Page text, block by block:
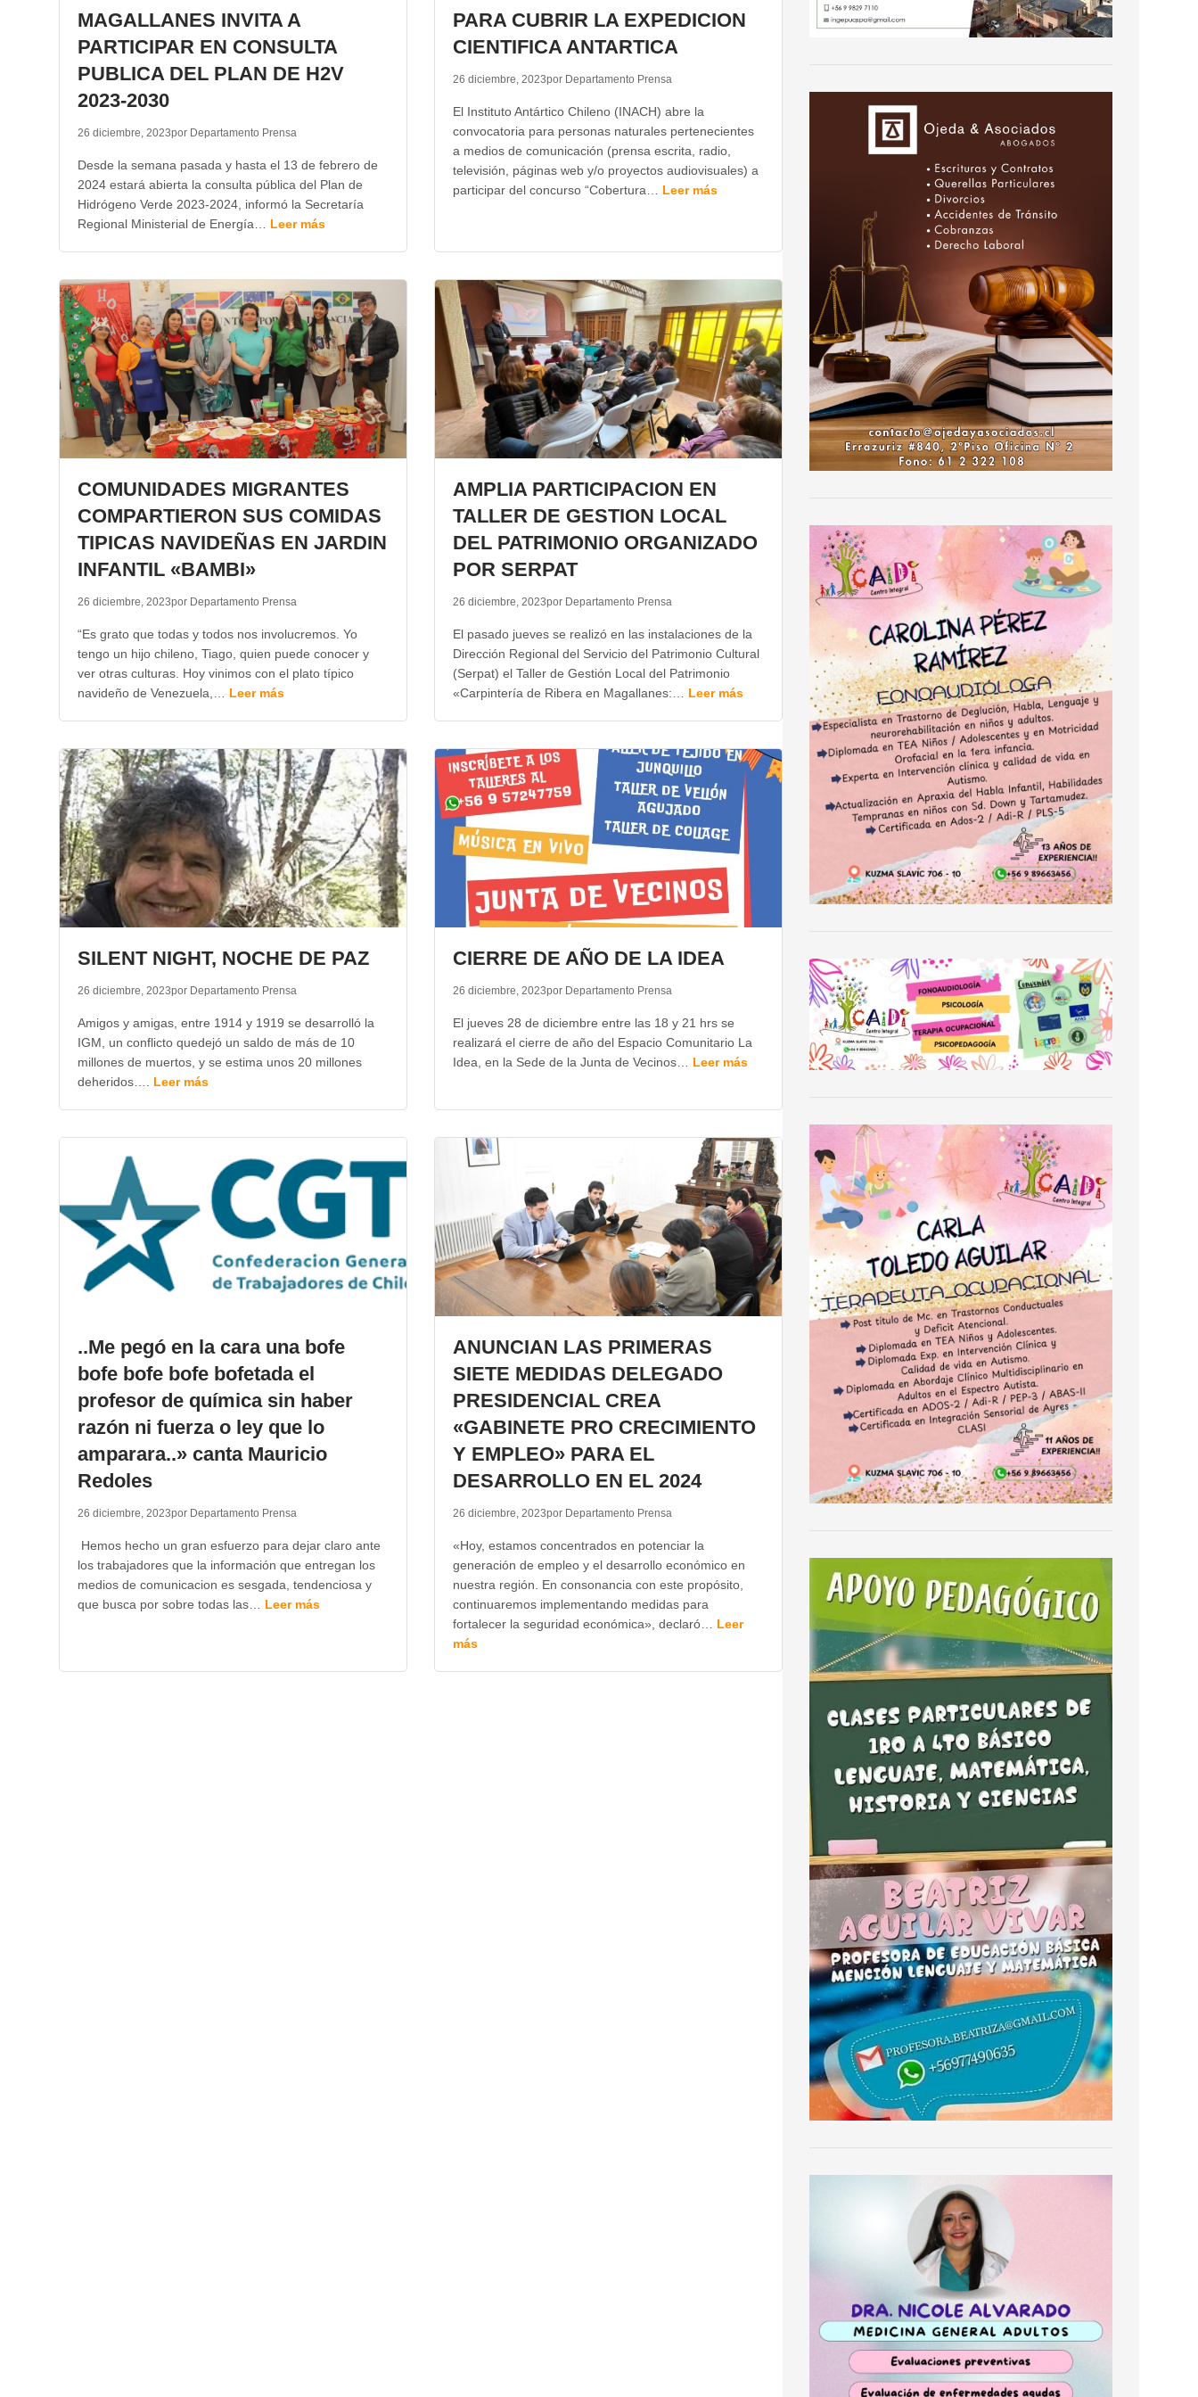
MAGALLANES INVITA A
PARTICIPAR EN CONSULTA
PUBLICA DEL PLAN DE H2V
2023-2030
26 diciembre, 2023por Departamento Prensa
Desde la semana pasada y hasta el 13 de febrero de
2024 estará abierta la consulta pública del Plan de
Hidrógeno Verde 2023-2024, informó la Secretaría
Regional Ministerial de Energía… Leer más
PARA CUBRIR LA EXPEDICION
CIENTIFICA ANTARTICA
26 diciembre, 2023por Departamento Prensa
El Instituto Antártico Chileno (INACH) abre la
convocatoria para personas naturales pertenecientes
a medios de comunicación (prensa escrita, radio,
televisión, páginas web y/o proyectos audiovisuales) a
participar del concurso “Cobertura… Leer más
COMUNIDADES MIGRANTES
COMPARTIERON SUS COMIDAS
TIPICAS NAVIDEÑAS EN JARDIN
INFANTIL «BAMBI»
26 diciembre, 2023por Departamento Prensa
“Es grato que todas y todos nos involucremos. Yo
tengo un hijo chileno, Tiago, quien puede conocer y
ver otras culturas. Hoy vinimos con el plato típico
navideño de Venezuela,… Leer más
AMPLIA PARTICIPACION EN
TALLER DE GESTION LOCAL
DEL PATRIMONIO ORGANIZADO
POR SERPAT
26 diciembre, 2023por Departamento Prensa
El pasado jueves se realizó en las instalaciones de la
Dirección Regional del Servicio del Patrimonio Cultural
(Serpat) el Taller de Gestión Local del Patrimonio
«Carpintería de Ribera en Magallanes:… Leer más
SILENT NIGHT, NOCHE DE PAZ
26 diciembre, 2023por Departamento Prensa
Amigos y amigas, entre 1914 y 1919 se desarrolló la
IGM, un conflicto quedejó un saldo de más de 10
millones de muertos, y se estima unos 20 millones
deheridos…. Leer más
CIERRE DE AÑO DE LA IDEA
26 diciembre, 2023por Departamento Prensa
El jueves 28 de diciembre entre las 18 y 21 hrs se
realizará el cierre de año del Espacio Comunitario La
Idea, en la Sede de la Junta de Vecinos… Leer más
..Me pegó en la cara una bofe
bofe bofe bofe bofetada el
profesor de química sin haber
razón ni fuerza o ley que lo
amparara..» canta Mauricio
Redoles
26 diciembre, 2023por Departamento Prensa
Hemos hecho un gran esfuerzo para dejar claro ante
los trabajadores que la información que entregan los
medios de comunicacion es sesgada, tendenciosa y
que busca por sobre todas las… Leer más
ANUNCIAN LAS PRIMERAS
SIETE MEDIDAS DELEGADO
PRESIDENCIAL CREA
«GABINETE PRO CRECIMIENTO
Y EMPLEO» PARA EL
DESARROLLO EN EL 2024
26 diciembre, 2023por Departamento Prensa
«Hoy, estamos concentrados en potenciar la
generación de empleo y el desarrollo económico en
nuestra región. En consonancia con este propósito,
continuaremos implementando medidas para
fortalecer la seguridad económica», declaró… Leer
más